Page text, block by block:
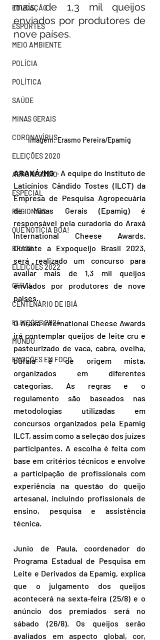
EDUCAÇÃO
ESPORTES
MEIO AMBIENTE
POLÍCIA
POLÍTICA
SAÚDE
MINAS GERAIS
CORONAVÍRUS
ELEIÇÕES 2020
AGRONEGÓCIO
ESPECIAL
REGIONAIS
QUE NOTÍCIA BOA!
BRASIL
ELEIÇÕES 2022
GERAL
CENTENÁRIO DE IBIÁ
ELEIÇÕES 2024
MUNDO
EMOÇÕES EM FOCO
mais de 1,3 mil queijos
enviados por produtores de
nove países.
Imagem: Erasmo Pereira/Epamig
ARAXÁ/MG - A equipe do Instituto de
Laticínios Cândido Tostes (ILCT) da
Empresa de Pesquisa Agropecuária
de Minas Gerais (Epamig) é
responsável pela curadoria do Araxá
International Cheese Awards.
Durante a Expoqueijo Brasil 2023,
será realizado um concurso para
avaliar mais de 1,3 mil queijos
enviados por produtores de nove
países.
O Araxá International Cheese Awards
irá contemplar queijos de leite cru e
pasteurizado de vaca, cabra, ovelha,
búfala e de origem mista,
organizados em diferentes
categorias. As regras e o
regulamento são baseados nas
metodologias utilizadas em
concursos organizados pela Epamig
ILCT, assim como a seleção dos juízes
participantes. A escolha é feita com
base em critérios técnicos e envolve
a participação de profissionais com
experiência na questão do queijo
artesanal, incluindo profissionais de
ensino, pesquisa e assistência
técnica.
Junio de Paula, coordenador do
Programa Estadual de Pesquisa em
Leite e Derivados da Epamig, explica
que o julgamento dos queijos
acontecerá na sexta-feira (25/8) e o
anúncio dos premiados será no
sábado (26/8). Os queijos serão
avaliados em aspecto global, cor,